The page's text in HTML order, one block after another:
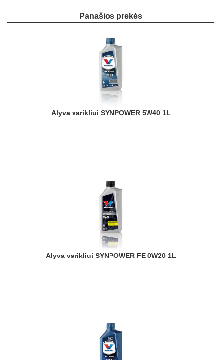
Panašios prekės
Alyva varikliui SYNPOWER 5W40 1L
Alyva varikliui SYNPOWER FE 0W20 1L